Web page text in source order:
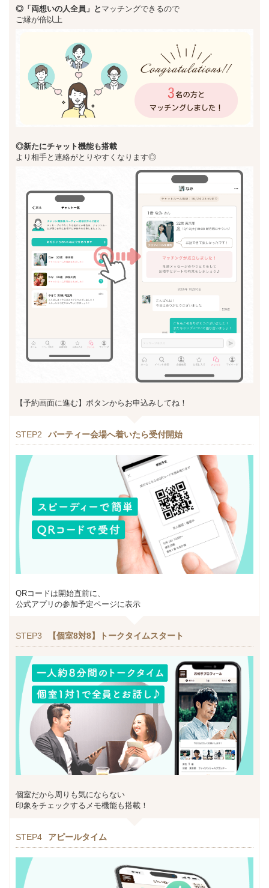
◎「両想いの人全員」と マッチングできるので
ご縁が倍以上
◎新たにチャット機能も搭載
より相手と連絡がとりやすくなります◎
【予約画面に進む】ボタンからお申込みしてね！
STEP2 パーティー会場へ着いたら受付開始
QRコードは開始直前に、
公式アプリの参加予定ページに表示
STEP3 【個室8対8】トークタイムスタート
個室だから周りも気にならない
印象をチェックするメモ機能も搭載！
STEP4 アピールタイム